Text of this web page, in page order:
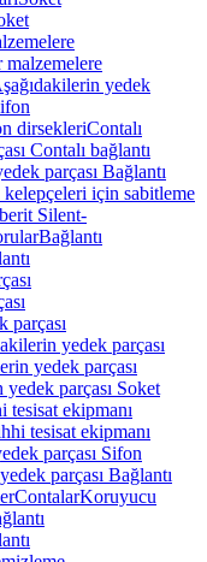
malzemelere
yedek
dirsekleriContalı
Contalı bağlantı
parçası Bağlantı
için sabitleme
Silent-
Bağlantı
parçası
yedek parçası
yedek parçası
yedek parçası Soket
tesisat ekipmanı
tesisat ekipmanı
parçası Sifon
parçası Bağlantı
ContalarKoruyucu